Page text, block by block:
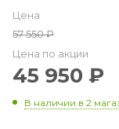
Цена
57 550₽
Цена по акции
45 950 ₽
В наличии в 2